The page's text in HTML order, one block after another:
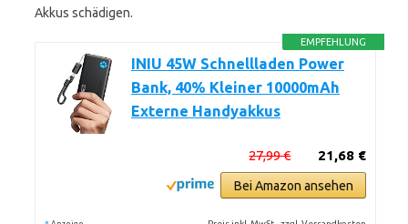
Akkus schädigen.
EMPFEHLUNG
INIU 45W Schnellladen Power
Bank, 40% Kleiner 10000mAh
Externe Handyakkus
21,68 €
27,99 €
Bei Amazon ansehen